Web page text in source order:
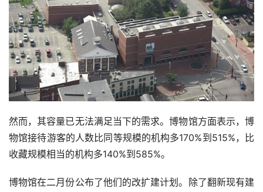
然而，其容量已无法满足当下的需求。博物馆方面表示，博
物馆接待游客的人数比同等规模的机构多170%到515%，比
收藏规模相当的机构多140%到585%。
博物馆在二月份公布了他们的改扩建计划。除了翻新现有建